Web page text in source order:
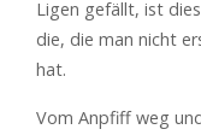
Ligen gefällt, ist
die, die man nicht
hat.
Vom Anpfiff weg